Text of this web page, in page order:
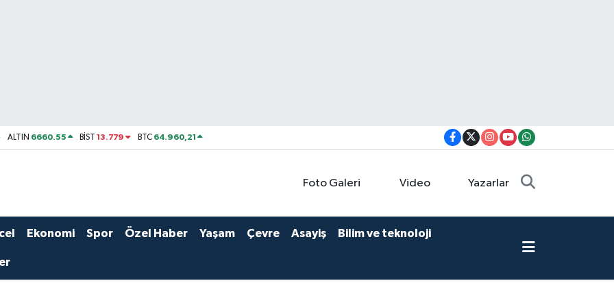
ALTIN 6660.55 BİST13.779 BTC 64.960,21
Foto Galeri Video Yazarlar
Ekonomi Spor Özel Haber Yaşam Çevre Asayiş Bilim ve teknoloji